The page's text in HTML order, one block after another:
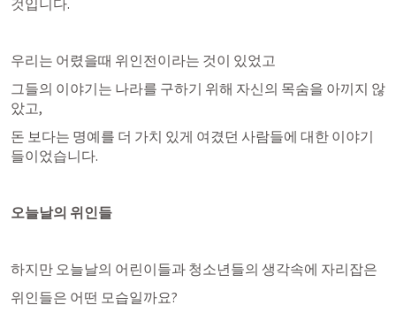
것입니다.
우리는 어렸을때 위인전이라는 것이 있었고
그들의 이야기는 나라를 구하기 위해 자신의 목숨을 아끼지 않
았고,
돈 보다는 명예를 더 가치 있게 여겼던 사람들에 대한 이야기
들이었습니다.
오늘날의 위인들
하지만 오늘날의 어린이들과 청소년들의 생각속에 자리잡은
위인들은 어떤 모습일까요?